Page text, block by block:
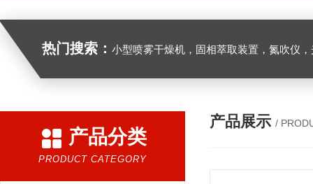
热门搜索： 小型喷雾干燥机，固相萃取装置，氮吹仪，光化学反应仪，低温恒温槽，超声波细胞
产品分类
PRODUCT CATEGORY
产品展示 /